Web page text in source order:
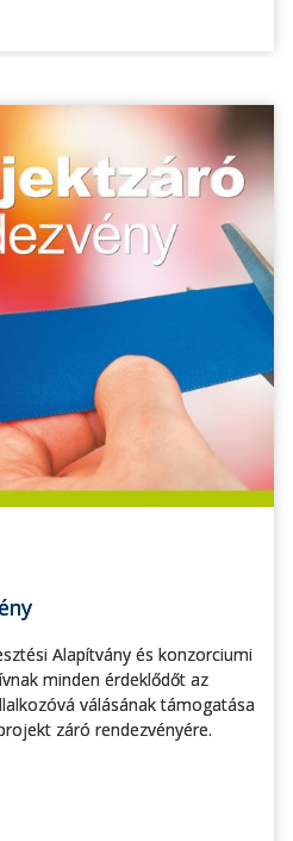
Alapítvány és konzorciumi
minden érdeklődőt az
válásának támogatása
záró rendezvényére.